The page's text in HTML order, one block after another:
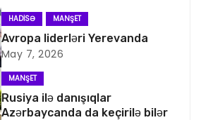
HADISƏ MANŞET
Avropa liderləri Yerevanda
May 7, 2026
MANŞET
Rusiya ilə danışıqlar
Azərbaycanda da keçirilə bilər